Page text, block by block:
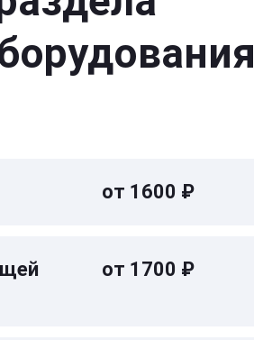
от 1600 ₽
от 1700 ₽